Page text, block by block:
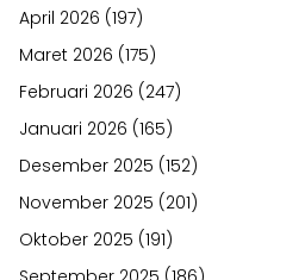
April 2026 (197)
Maret 2026 (175)
Februari 2026 (247)
Januari 2026 (165)
Desember 2025 (152)
November 2025 (201)
Oktober 2025 (191)